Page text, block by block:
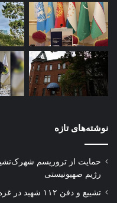
نوشته‌های تازه
حمایت از تروریسم
رژیم صهیونیستی
تشییع و دفن ۱۱۲ شهید در غزه پس از سه سال